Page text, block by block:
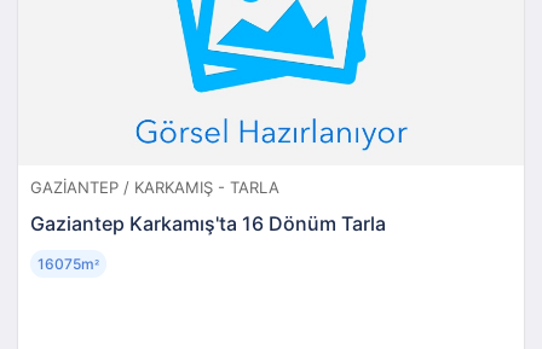
GAZIANTEP / KARKAMIŞ - TARLA
Gaziantep Karkamış'ta 16 Dönüm Tarla
16075m²